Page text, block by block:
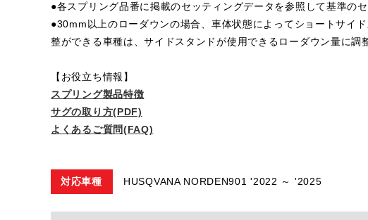
●各スプリング品番に掲載のセッティングデータを参照して基準の
●30mm以上のローダウンの場合、車体状態によってショートサイ
整ができる車種は、サイドスタンドが使用できるローダウン量に調
【お役立ち情報】
スプリング製品特徴
サグの取り方(PDF)
よくあるご質問(FAQ)
対応車種 HUSQVANA NORDEN901 '2022 ～ '2025